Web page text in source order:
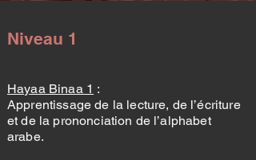
Niveau 1
Hayaa Binaa 1 :
Apprentissage de la lecture, de l’écriture
et de la prononciation de l’alphabet
arabe.